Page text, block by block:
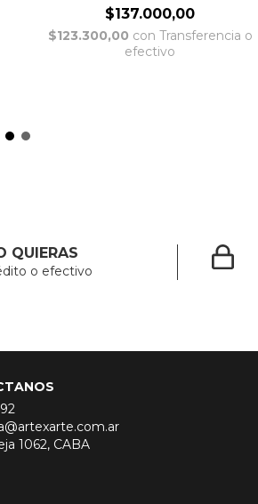
$137.000,00
$123.300,00 con Transferencia o
efectivo
QUIERAS
o efectivo
1062, CABA